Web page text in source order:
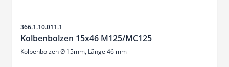
SKU
366.1.10.011.1
Kolbenbolzen 15x46 M125/MC125
Kolbenbolzen Ø 15mm, Länge 46 mm